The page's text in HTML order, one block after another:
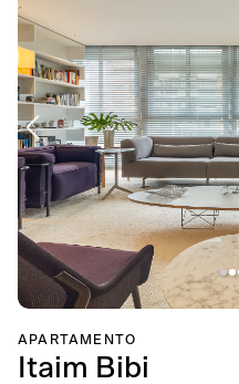
APARTAMENTO
Itaim Bibi